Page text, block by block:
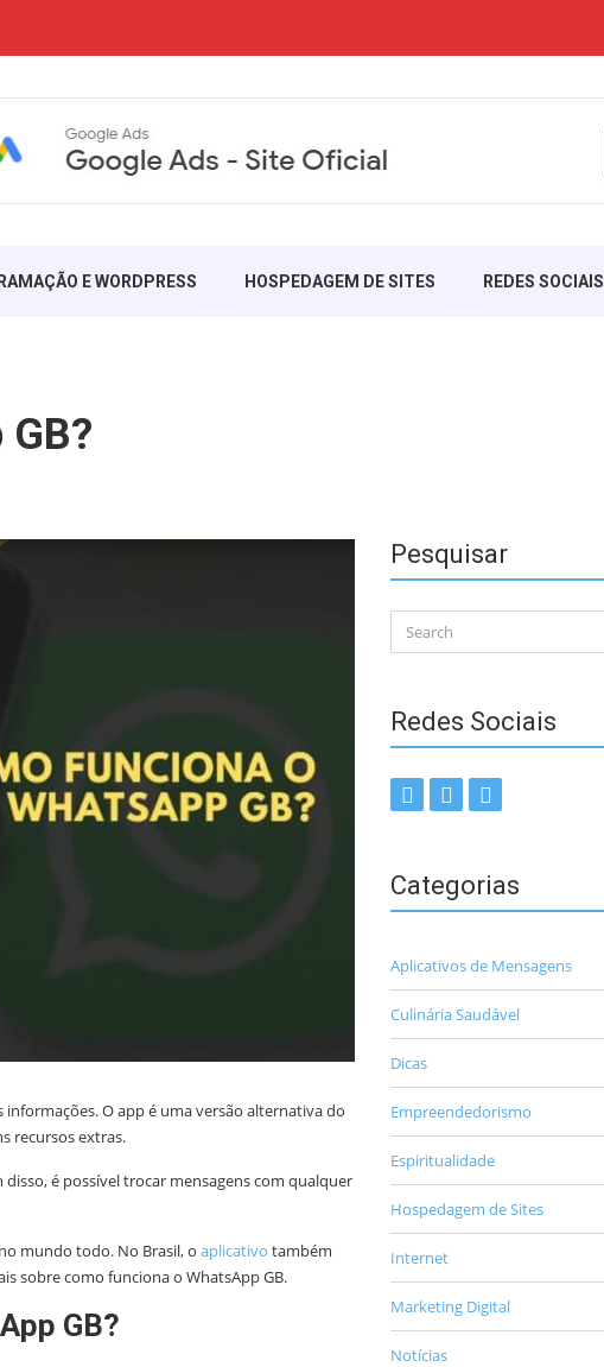
E WORDPRESS HOSPEDAGEM DE SITES REDES SOCIAIS
O app é uma versão alternativa do
recursos extras.
é possível trocar mensagens com qualquer
mundo todo. No Brasil, o aplicativo também
sobre como funciona o WhatsApp GB.
GB?
Pesquisar
Search
for:
Redes Sociais
Categorias
Aplicativos de Mensagens
Culinária Saudável
Dicas
Empreendedorismo
Espiritualidade
Hospedagem de Sites
Internet
Marketing Digital
Notícias